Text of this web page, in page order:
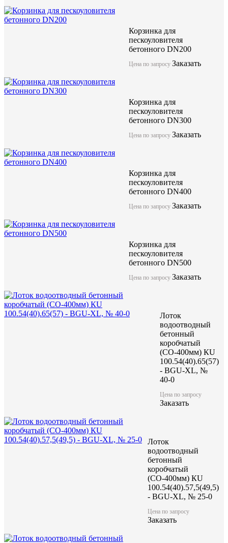
Компания ЖБИ "КубаньСпецБетон" предлагает лоток
нагрузки до F900. Имеет длинну 1000мм и качественные
Данные изделия изготоавливаются по технологии
Лоток водоотводный
коробчатый (СО-400мм), с
КUв 100.49,4(40).59,5(54,5)
Цену уточняйте у менеджера
Заказать
Ширина (W), мм
Корзинка для
пескоуловителя
бетонного DN200
Цена по запросуЗаказать
Корзинка для
пескоуловителя
бетонного DN300
Цена по запросуЗаказать
Корзинка для
пескоуловителя
бетонного DN400
Цена по запросуЗаказать
Корзинка для
пескоуловителя
бетонного DN500
Цена по запросуЗаказать
Лоток
водоотводный
бетонный
коробчатый
(СО-400мм) КU
100.54(40).65(57)
- BGU-XL, №
40-0
Цена по запросу
Заказать
Лоток
водоотводный
бетонный
коробчатый
(СО-400мм) КU
100.54(40).57,5(49,5)
- BGU-XL, № 25-0
Цена по запросу
Заказать